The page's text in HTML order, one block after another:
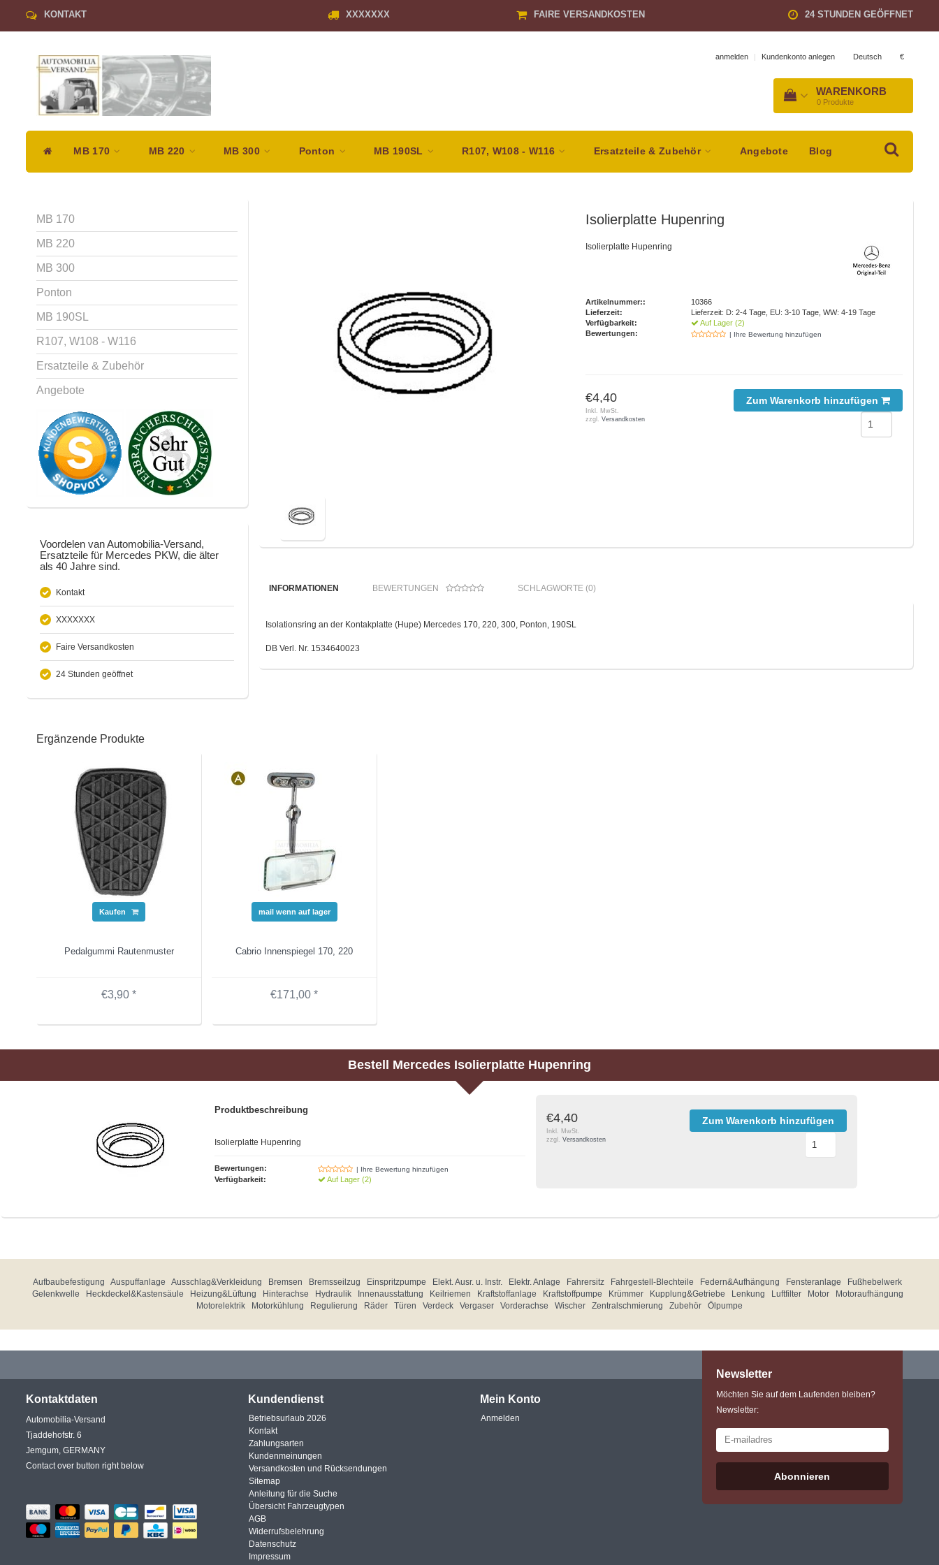
KONTAKT XXXXXXX FAIRE VERSANDKOSTEN 24 STUNDEN GEÖFFNET
anmelden | Kundenkonto anlegen Deutsch €
WARENKORB
0 Produkte
MB 170 MB 220 MB 300 Ponton MB 190SL R107, W108 - W116 Ersatzteile & Zubehör Angebote Blog
MB 170
MB 220
MB 300
Ponton
MB 190SL
R107, W108 - W116
Ersatzteile & Zubehör
Angebote
Voordelen van Automobilia-Versand,
Ersatzteile für Mercedes PKW, die älter
als 40 Jahre sind.
Kontakt
XXXXXXX
Faire Versandkosten
24 Stunden geöffnet
Isolierplatte Hupenring
Isolierplatte Hupenring
Artikelnummer::
10366
Lieferzeit:
Lieferzeit: D: 2-4 Tage, EU: 3-10 Tage, WW: 4-19 Tage
Verfügbarkeit:
Auf Lager (2)
Bewertungen:
| Ihre Bewertung hinzufügen
€4,40
Inkl. MwSt.
zzgl.Versandkosten
Zum Warenkorb hinzufügen
INFORMATIONEN BEWERTUNGEN SCHLAGWORTE (0)
Isolationsring an der Kontakplatte (Hupe) Mercedes 170, 220, 300, Ponton, 190SL
DB Verl. Nr. 1534640023
Ergänzende Produkte
Kaufen
Pedalgummi Rautenmuster
€3,90 *
mail wenn auf lager
Cabrio Innenspiegel 170, 220
€171,00 *
Bestell Mercedes Isolierplatte Hupenring
Produktbeschreibung
Isolierplatte Hupenring
Bewertungen: | Ihre Bewertung hinzufügen
Verfügbarkeit: Auf Lager (2)
€4,40
Inkl. MwSt.
zzgl. Versandkosten
Zum Warenkorb hinzufügen
Aufbaubefestigung Auspuffanlage Ausschlag&Verkleidung Bremsen Bremsseilzug Einspritzpumpe Elekt. Ausr. u. Instr. Elektr. Anlage Fahrersitz Fahrgestell-Blechteile Federn&Aufhängung Fensteranlage
Fußhebelwerk
Gelenkwelle
Heckdeckel&Kastensäule Heizung&Lüftung Hinterachse Hydraulik Innenausstattung Keilriemen Kraftstoffanlage Kraftstoffpumpe Krümmer Kupplung&Getriebe Lenkung Luftfilter Motor
Motoraufhängung
Motorelektrik
Motorkühlung Regulierung Räder Türen Verdeck Vergaser Vorderachse Wischer Zentralschmierung Zubehör Ölpumpe
Kontaktdaten
Automobilia-Versand
Tjaddehofstr. 6
Jemgum, GERMANY
Contact over button right below
Kundendienst
Betriebsurlaub 2026
Kontakt
Zahlungsarten
Kundenmeinungen
Versandkosten und Rücksendungen
Sitemap
Anleitung für die Suche
Übersicht Fahrzeugtypen
AGB
Widerrufsbelehrung
Datenschutz
Impressum
Mein Konto
Anmelden
Newsletter
Möchten Sie auf dem Laufenden bleiben?
Newsletter:
Abonnieren